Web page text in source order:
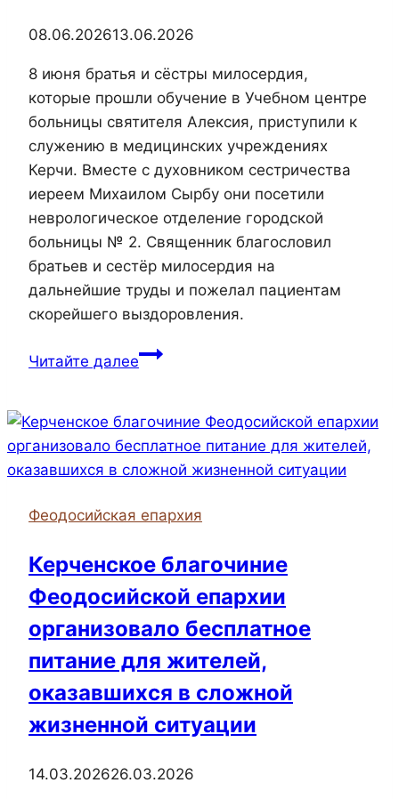
08.06.202613.06.2026
8 июня братья и сёстры милосердия,
которые прошли обучение в Учебном центре
больницы святителя Алексия, приступили к
служению в медицинских учреждениях
Керчи. Вместе с духовником сестричества
иереем Михаилом Сырбу они посетили
неврологическое отделение городской
больницы № 2. Священник благословил
братьев и сестёр милосердия на
дальнейшие труды и пожелал пациентам
скорейшего выздоровления.
Читайте далееБратья
милосердия
приступили
к
в
больницах
Феодосийская епархия
Керченское благочиние
Феодосийской епархии
организовало бесплатное
питание для жителей,
оказавшихся в сложной
жизненной ситуации
14.03.202626.03.2026